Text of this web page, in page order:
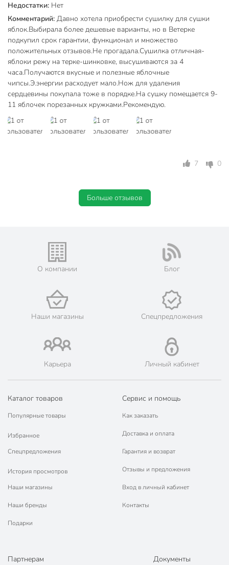
Габариты упаковки
Недостатки: Нет
Комментарий: Давно хотела приобрести сушилку для сушки
яблок.Выбирала более дешевые варианты, но в Ветерке
подкупил срок гарантии, функционал и множество
положительных отзывов.Не прогадала.Сушилка отличная-
яблоки режу на терке-шинковке, высушиваются за 4
часа.Получаются вкусные и полезные яблочные
чипсы.Э.энергии расходует мало.Нож для удаления
сердцевины покупала тоже в порядке.На сушку помещается 9-
11 яблочек порезанных кружками.Рекомендую.
7 0
Больше отзывов
О компании Блог
Наши магазины Спецпредложения
Карьера Личный кабинет
Каталог товаров
Популярные товары
Избранное
Спецпредложения
История просмотров
Наши магазины
Наши бренды
Подарки
Сервис и помощь
Как заказать
Доставка и оплата
Гарантия и возврат
Отзывы и предложения
Вход в личный кабинет
Контакты
Партнерам Документы